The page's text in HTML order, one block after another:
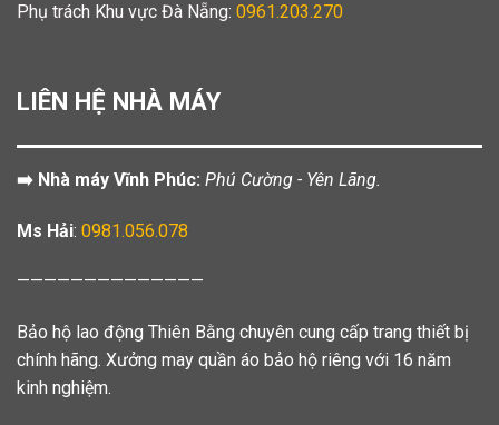
Phụ trách Khu vực Đà Nẵng: 0961.203.270
LIÊN HỆ NHÀ MÁY
➡️ Nhà máy Vĩnh Phúc: Phú Cường - Yên Lãng.
Ms Hải: 0981.056.078
——————————————
Bảo hộ lao động Thiên Bằng chuyên cung cấp trang thiết bị
chính hãng. Xưởng may quần áo bảo hộ riêng với 16 năm
kinh nghiệm.